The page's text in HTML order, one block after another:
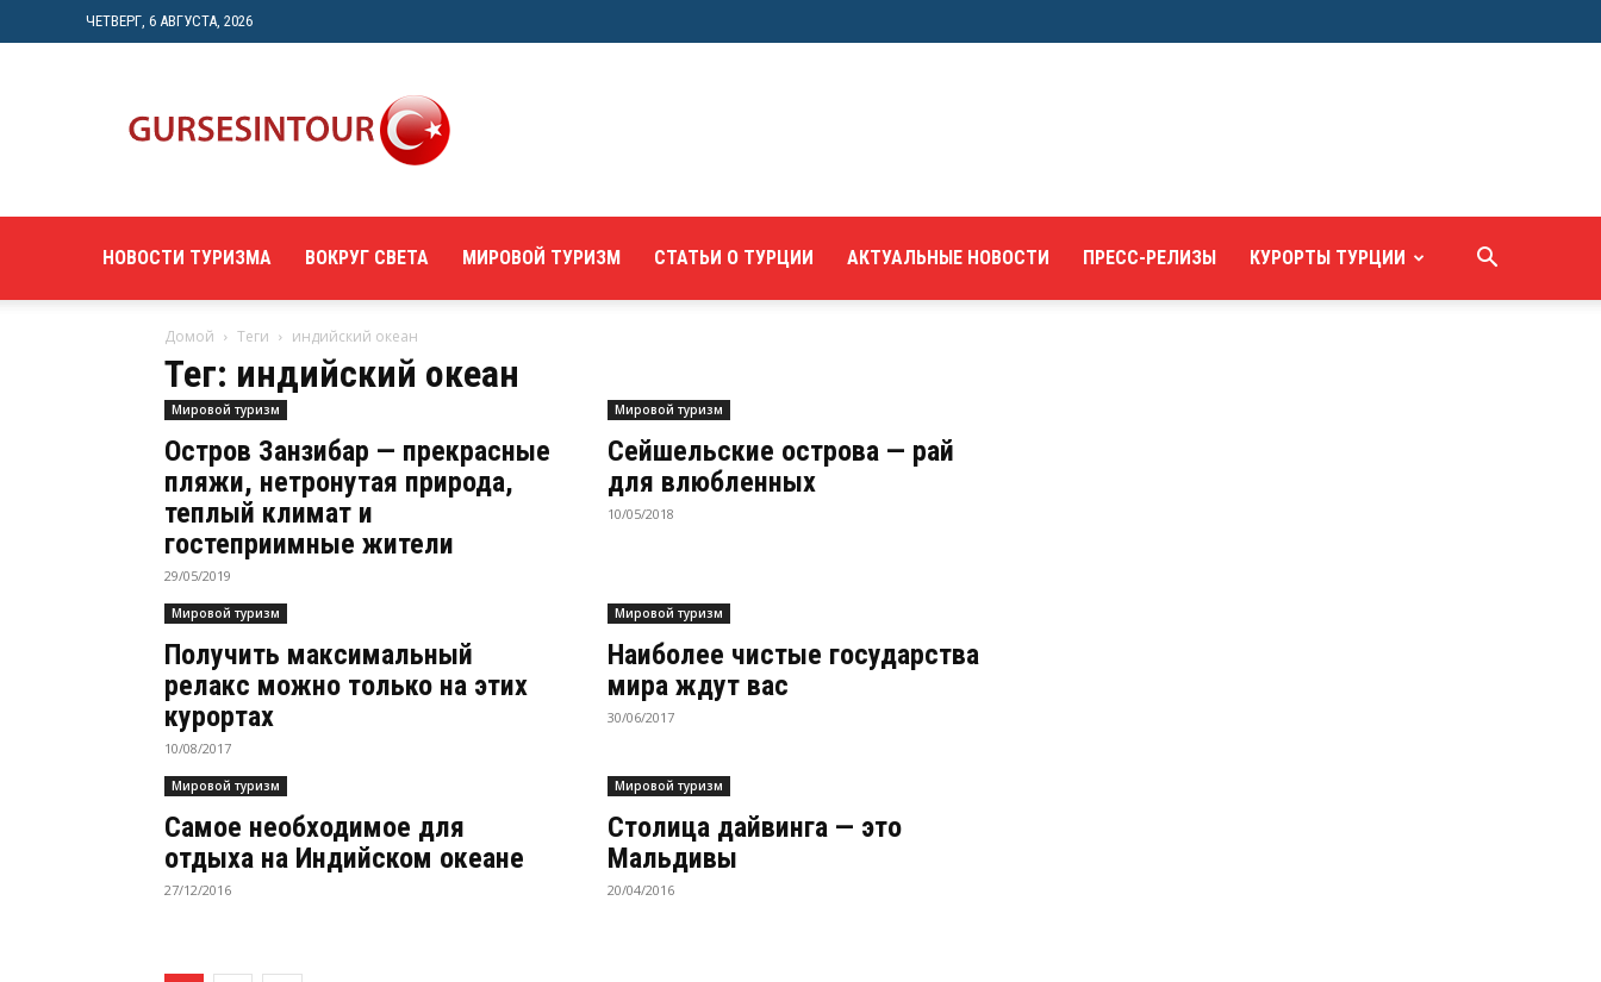
ЧЕТВЕРГ, 6 АВГУСТА, 2026
—
познавательный
туристический
НОВОСТИ ТУРИЗМА ВОКРУГ СВЕТА МИРОВОЙ ТУРИЗМ СТАТЬИ О ТУРЦИИ АКТУАЛЬНЫЕ НОВОСТИ ПРЕСС-РЕЛИЗЫ КУРОРТЫ ТУРЦИИ
Домой Теги индийский океан
Тег: индийский океан
Мировой туризм
Остров Занзибар — прекрасные
пляжи, нетронутая природа,
теплый климат и
гостеприимные жители
29/05/2019
Мировой туризм
Сейшельские острова — рай
для влюбленных
10/05/2018
Мировой туризм
Получить максимальный
релакс можно только на этих
курортах
10/08/2017
Мировой туризм
Наиболее чистые государства
мира ждут вас
30/06/2017
Мировой туризм
Самое необходимое для
отдыха на Индийском океане
27/12/2016
Мировой туризм
Столица дайвинга — это
Мальдивы
20/04/2016